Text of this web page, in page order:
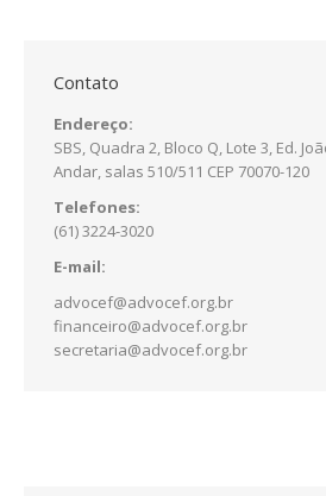
Contato
Endereço:
SBS, Quadra 2, Bloco Q, Lote 3, Ed.
Andar, salas 510/511 CEP 70070-120
Telefones:
(61) 3224-3020
E-mail:
advocef@advocef.org.br
financeiro@advocef.org.br
secretaria@advocef.org.br